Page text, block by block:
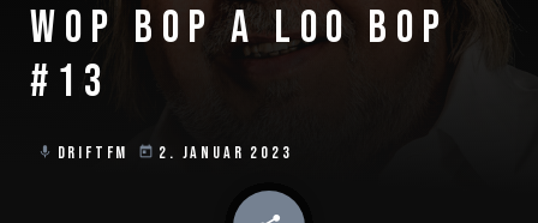
WOP BOP A LOO BOP
#13
mic DRIFTFM today 2. JANUAR 2023